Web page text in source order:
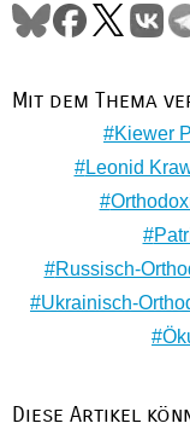
Mit dem Thema
Kiewer
Leonid
Russisch-
Ukrainisch-
Diese Artikel